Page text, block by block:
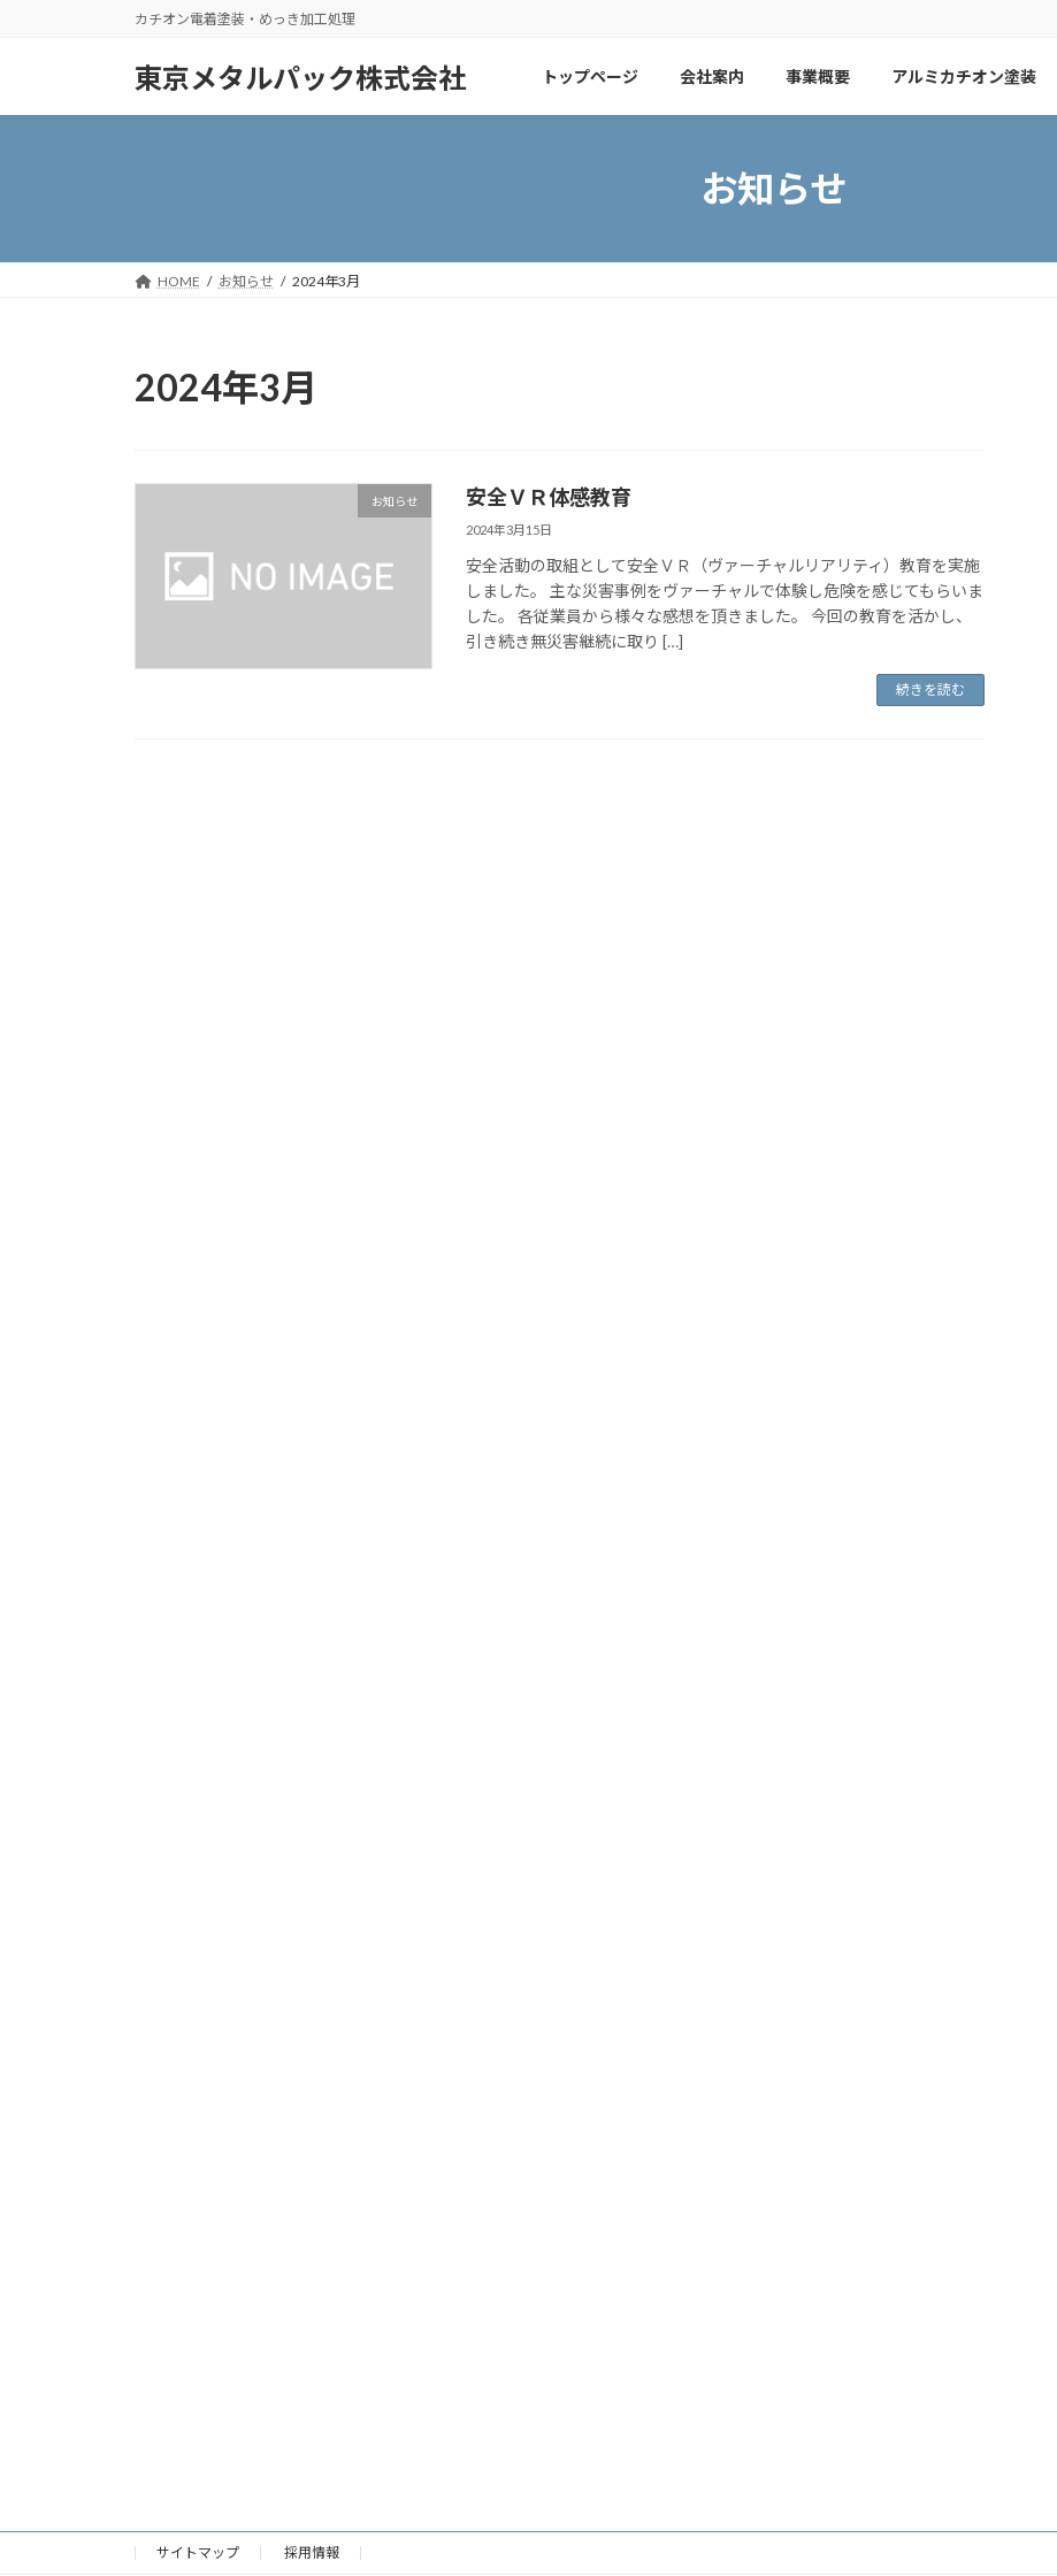
プ
動
カチオン電着塗装・めっき加工処理
東京メタルパック株式会社 トップページ 会社案内 事業概要 アルミカチオン塗装
お知らせ
HOME お知らせ 2024年3月
2024年3月
お知らせ 安全ＶＲ体感教育
2024年3月15日
安全活動の取組として安全ＶＲ（ヴァーチャルリアリティ）教育を実施
しました。 主な災害事例をヴァーチャルで体験し危険を感じてもらいま
した。 各従業員から様々な感想を頂きました。 今回の教育を活かし、
引き続き無災害継続に取り […]
続きを読む
サイトマップ 採用情報